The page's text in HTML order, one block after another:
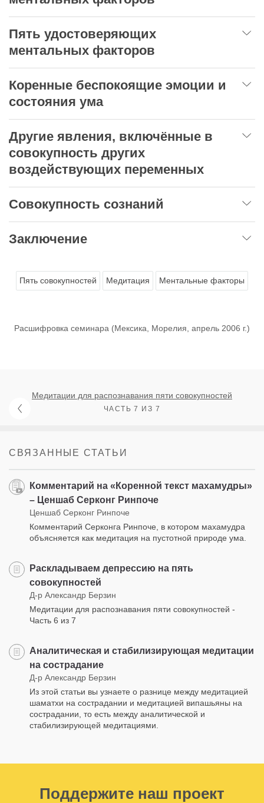
Пять удостоверяющих
ментальных факторов
Коренные беспокоящие эмоции и
состояния ума
Другие явления, включённые в
совокупность других
воздействующих переменных
Совокупность сознаний
Заключение
Пять совокупностей Медитация Ментальные факторы
Расшифровка семинара (Мексика, Морелия, апрель 2006 г.)
Медитации для распознавания пяти совокупностей
ЧАСТЬ 7 ИЗ 7
СВЯЗАННЫЕ СТАТЬИ
Комментарий на «Коренной текст махамудры»
– Ценшаб Серконг Ринпоче
Ценшаб Серконг Ринпоче
Комментарий Серконга Ринпоче, в котором махамудра
объясняется как медитация на пустотной природе ума.
Раскладываем депрессию на пять
совокупностей
Д-р Александр Берзин
Медитации для распознавания пяти совокупностей -
Часть 6 из 7
Аналитическая и стабилизирующая медитации
на сострадание
Д-р Александр Берзин
Из этой статьи вы узнаете о разнице между медитацией
шаматхи на сострадании и медитацией випашьяны на
сострадании, то есть между аналитической и
стабилизирующей медитациями.
Поддержите наш проект